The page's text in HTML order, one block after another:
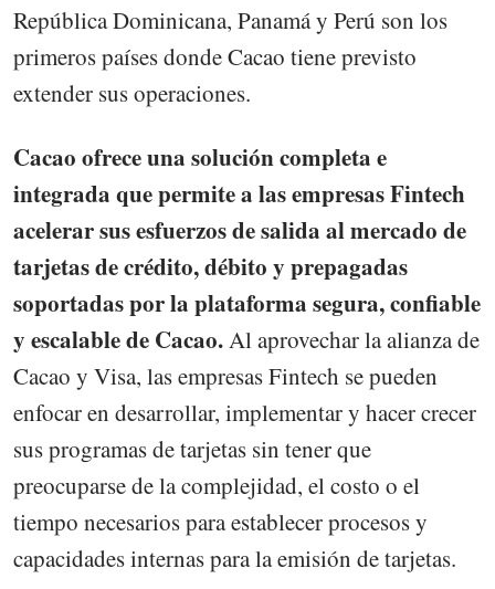
República Dominicana, Panamá y Perú son los
primeros países donde Cacao tiene previsto
extender sus operaciones.
Cacao ofrece una solución completa e
integrada que permite a las empresas Fintech
acelerar sus esfuerzos de salida al mercado de
tarjetas de crédito, débito y prepagadas
soportadas por la plataforma segura, confiable
y escalable de Cacao.Al aprovechar la alianza de
Cacao y Visa, las empresas Fintech se pueden
enfocar en desarrollar, implementar y hacer crecer
sus programas de tarjetas sin tener que
preocuparse de la complejidad, el costo o el
tiempo necesarios para establecer procesos y
capacidades internas para la emisión de tarjetas.